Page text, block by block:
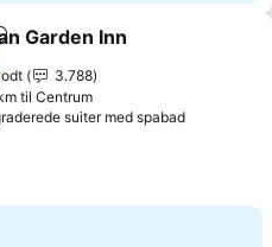
til favoritter
Garden Inn
3.788
til Centrum
suiter med spabadSe priser